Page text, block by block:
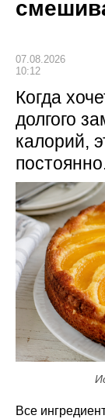
07.08.2026
10:12
Когда
долгого
калорий,
Все